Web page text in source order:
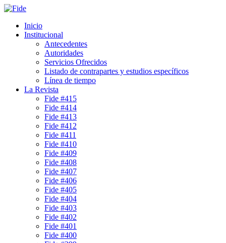
Inicio
Institucional
Antecedentes
Autoridades
Servicios Ofrecidos
Listado de contrapartes y estudios específicos
Línea de tiempo
La Revista
Fide #415
Fide #414
Fide #413
Fide #412
Fide #411
Fide #410
Fide #409
Fide #408
Fide #407
Fide #406
Fide #405
Fide #404
Fide #403
Fide #402
Fide #401
Fide #400